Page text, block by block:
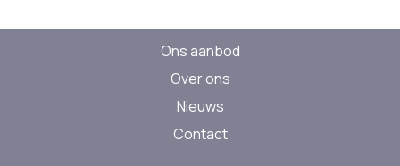
Ons aanbod
Over ons
Nieuws
Contact